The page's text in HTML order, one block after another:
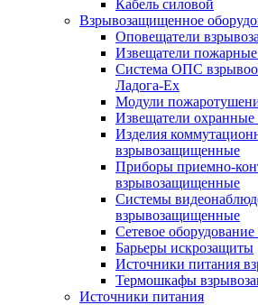
Кабель силовой
Взрывозащищенное
Оповещатели
Извещатели
Система ОПС
Ладога-Ex
Модули
Извещатели
Изделия
взрывозащищенные
Приборы приемно-
взрывозащищенные
Системы
взрывозащищенные
Сетевое
Барьеры искрозащиты
Источники питания
Термошкафы
Источники питания